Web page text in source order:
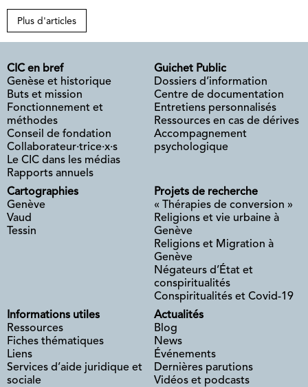
Plus d'articles
CIC en bref
Genèse et historique
Buts et mission
Fonctionnement et
méthodes
Conseil de fondation
Collaborateur·trice·x·s
Le CIC dans les médias
Rapports annuels
Guichet Public
Dossiers d’information
Centre de documentation
Entretiens personnalisés
Ressources en cas de dérives
Accompagnement
psychologique
Cartographies
Genève
Vaud
Tessin
Projets de recherche
« Thérapies de conversion »
Religions et vie urbaine à
Genève
Religions et Migration à
Genève
Négateurs d’État et
conspiritualités
Conspiritualités et Covid-19
Informations utiles
Ressources
Fiches thématiques
Liens
Services d’aide juridique et
sociale
Actualités
Blog
News
Événements
Dernières parutions
Vidéos et podcasts